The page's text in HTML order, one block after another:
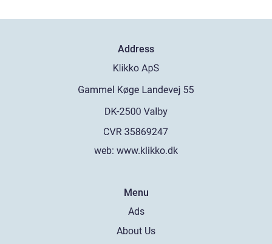
Address
web: www.klikko.dk
Menu
Ads
About Us